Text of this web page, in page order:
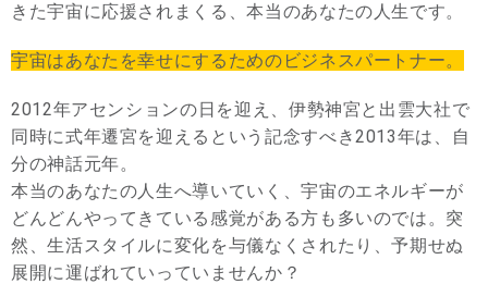
きた宇宙に応援されまくる、本当のあなたの人生です。
宇宙はあなたを幸せにするためのビジネスパートナー。
2012年アセンションの日を迎え、伊勢神宮と出雲大社で
同時に式年遷宮を迎えるという記念すべき2013年は、自
分の神話元年。
本当のあなたの人生へ導いていく、宇宙のエネルギーが
どんどんやってきている感覚がある方も多いのでは。突
然、生活スタイルに変化を与儀なくされたり、予期せぬ
展開に運ばれていっていませんか？